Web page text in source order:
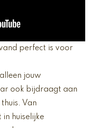
perfect is voor
jouw
ook bijdraagt aan
Van
huiselijke